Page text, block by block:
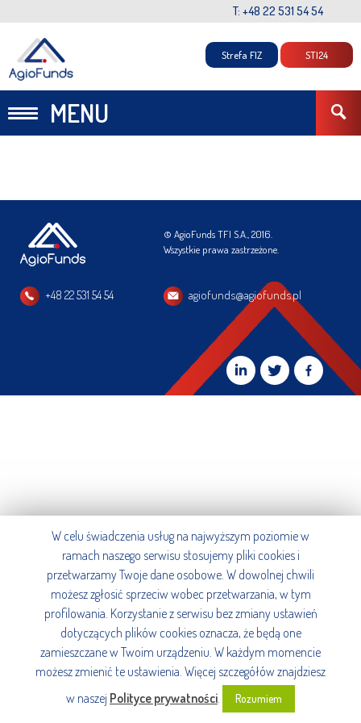
T: +48 22 531 54 54
MENU
Strefa FIZ STI24
© AgioFunds TFI S.A., 2016.
Wszystkie prawa zastrzeżone.
+48 22 531 54 54 agiofunds@agiofunds.pl
W celu świadczenia usług na najwyższym poziomie w
ramach naszego serwisu stosujemy pliki cookies i
przetwarzamy Twoje dane osobowe. W dowolnej chwili
możesz zgłosić sprzeciw wobec przetwarzania, w tym
profilowania. Korzystanie z serwisu bez zmiany ustawień
dotyczących plików cookies oznacza, że będą one
zamieszczane w Twoim urządzeniu. W każdym momencie
możesz zmienić te ustawienia. Więcej szczegółów znajdziesz
w naszej Polityce prywatności. Rozumiem